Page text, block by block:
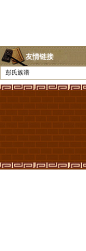
友情链接
彭氏族谱